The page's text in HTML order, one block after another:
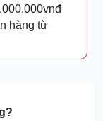
hàng từ